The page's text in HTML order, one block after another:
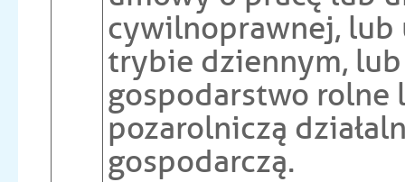
cywilnoprawnej, lub
trybie dziennym,
gospodarstwo rolne
pozarolniczą
gospodarczą.